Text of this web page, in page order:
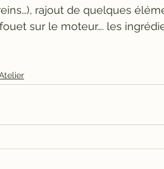
rajout de quelques
sur le moteur…. les